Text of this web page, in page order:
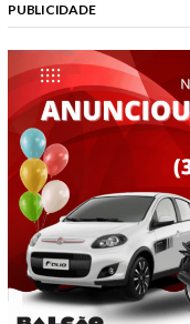
PUBLICIDADE